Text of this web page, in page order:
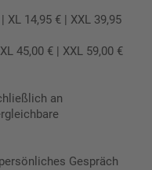
XL 14,95 € | XXL 39,95
45,00 € | XXL 59,00 €
an
Gespräch